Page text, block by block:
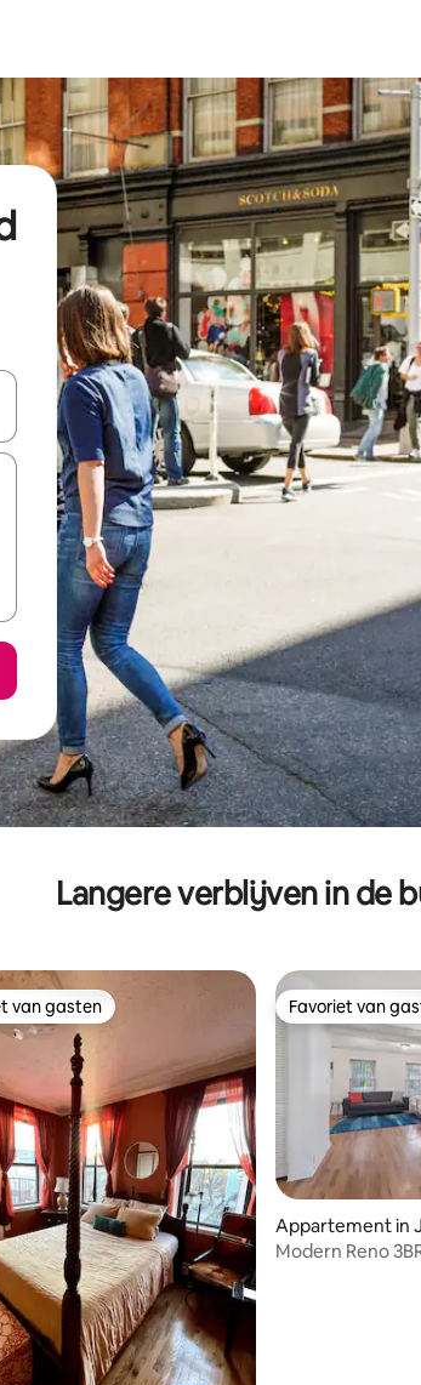
keuze met je de pijltjestoetsen omhoog en
Langere verblijven in de
van gasten
van gasten Favoriet van
Favoriet van
Appartement in
Modern Reno